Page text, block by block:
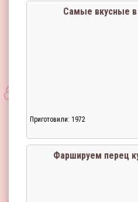
Самые вкусные
Приготовили: 1972
Фаршируем перец